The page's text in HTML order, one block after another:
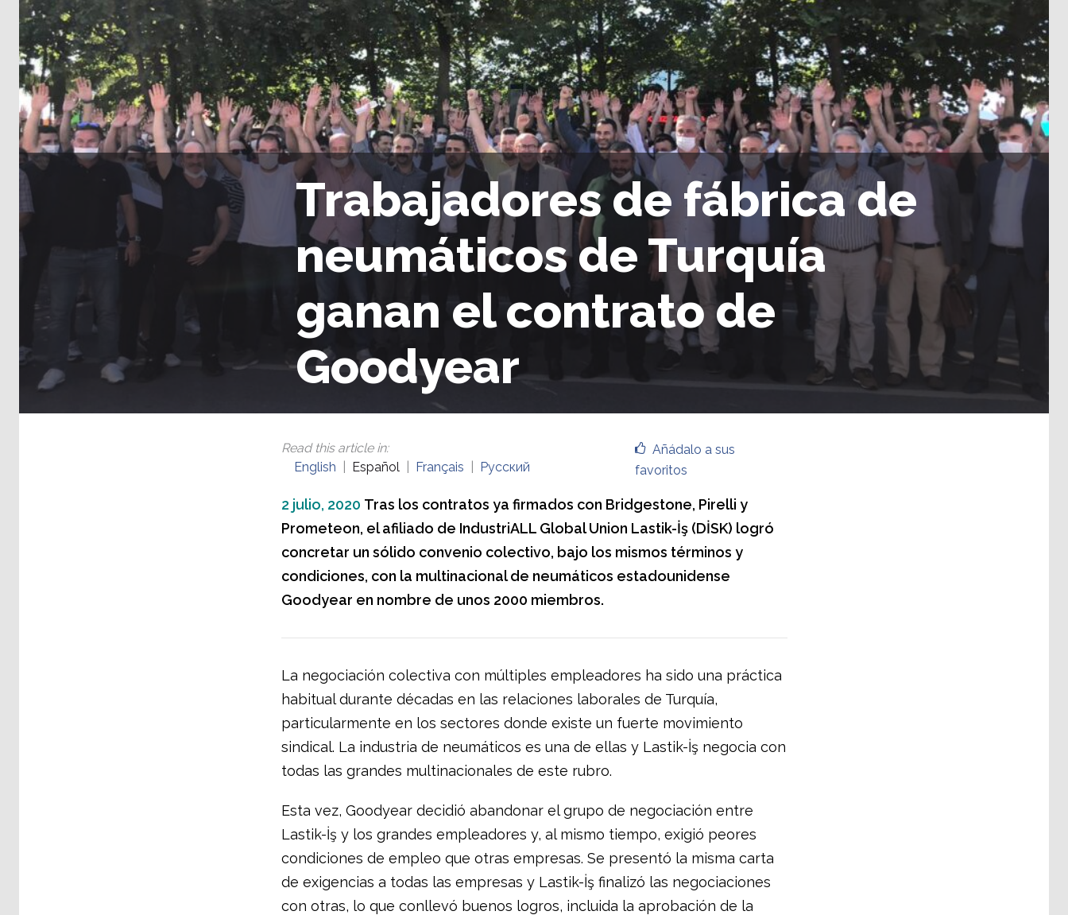
Trabajadores de fábrica de
neumáticos de Turquía
ganan el contrato de
Goodyear
Añádalo a sus
favoritos
Read this article in:
English
Español Français Русский
2 julio, 2020 Tras los contratos ya firmados con Bridgestone, Pirelli y
Prometeon, el afiliado de IndustriALL Global Union Lastik-İş (DİSK) logró
concretar un sólido convenio colectivo, bajo los mismos términos y
condiciones, con la multinacional de neumáticos estadounidense
Goodyear en nombre de unos 2000 miembros.
La negociación colectiva con múltiples empleadores ha sido una práctica
habitual durante décadas en las relaciones laborales de Turquía,
particularmente en los sectores donde existe un fuerte movimiento
sindical. La industria de neumáticos es una de ellas y Lastik-İş negocia con
todas las grandes multinacionales de este rubro.
Esta vez, Goodyear decidió abandonar el grupo de negociación entre
Lastik-İş y los grandes empleadores y, al mismo tiempo, exigió peores
condiciones de empleo que otras empresas. Se presentó la misma carta
de exigencias a todas las empresas y Lastik-İş finalizó las negociaciones
con otras, lo que conllevó buenos logros, incluida la aprobación de la